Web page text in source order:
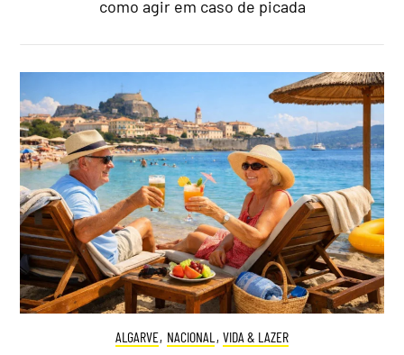
como agir em caso de picada
ALGARVE, NACIONAL , VIDA & LAZER